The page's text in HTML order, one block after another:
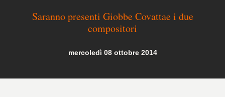
Saranno presenti Giobbe Covattae i due
compositori
mercoledì 08 ottobre 2014